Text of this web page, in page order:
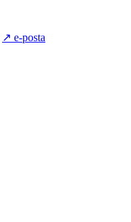
↗ e-posta